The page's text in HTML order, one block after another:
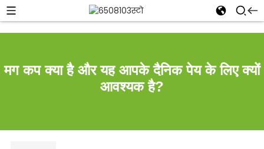
मग कप क्या है और यह आपके दैनिक पेय के लिए क्यों
आवश्यक है?